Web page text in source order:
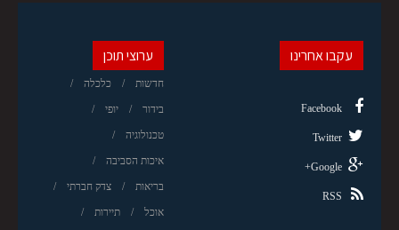
ערוצי תוכן
חדשות כלכלה
בידור יופי
טכנולוגיה
איכות הסביבה
בריאות צדק חברתי
אוכל תיירות
עקבו אחרינו
Facebook
Twitter
Google+
RSS